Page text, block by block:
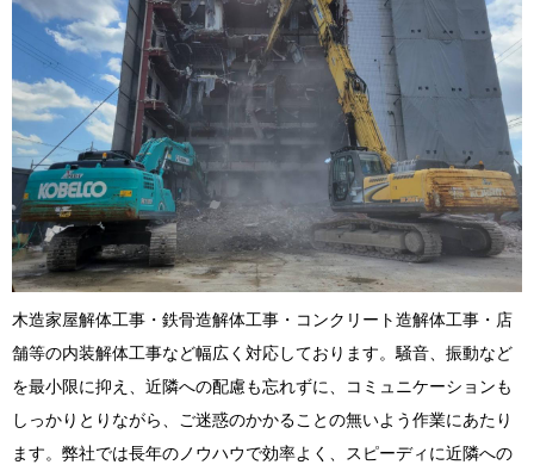
木造家屋解体工事・鉄骨造解体工事・コンクリート造解体工事・店
舗等の内装解体工事など幅広く対応しております。騒音、振動など
を最小限に抑え、近隣への配慮も忘れずに、コミュニケーションも
しっかりとりながら、ご迷惑のかかることの無いよう作業にあたり
ます。弊社では長年のノウハウで効率よく、スピーディに近隣への